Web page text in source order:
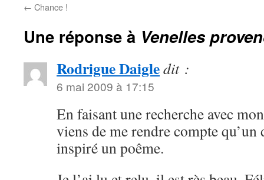
← Chance !
Une réponse à Venelles
Rodrigue Daigledit :
6 mai 2009 à 17:15
En faisant une recherche avec
viens de me rendre compte qu’un
inspiré un poême.